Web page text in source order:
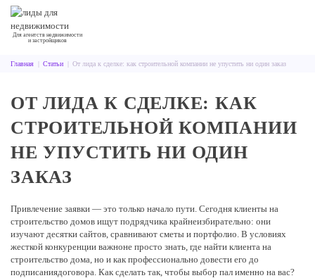
Для агентств недвижимости
и застройщиков
Главная Статьи От лида к сделке: как строительной компании не упустить ни один заказ
ОТ ЛИДА К СДЕЛКЕ: КАК
СТРОИТЕЛЬНОЙ КОМПАНИИ
НЕ УПУСТИТЬ НИ ОДИН
ЗАКАЗ
Привлечение заявки — это только начало пути. Сегодня клиенты на
строительство домов ищут подрядчика крайнеизбирательно: они
изучают десятки сайтов, сравнивают сметы и портфолио. В условиях
жесткой конкуренции важноне просто знать, где найти клиента на
строительство дома, но и как профессионально довести его до
подписаниядоговора. Как сделать так, чтобы выбор пал именно на вас?